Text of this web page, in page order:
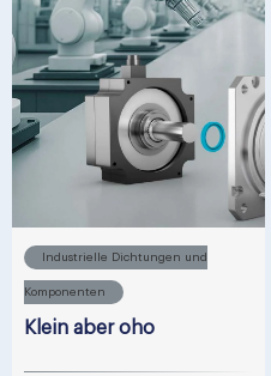
Industrielle Dichtungen und
Komponenten
Klein aber oho